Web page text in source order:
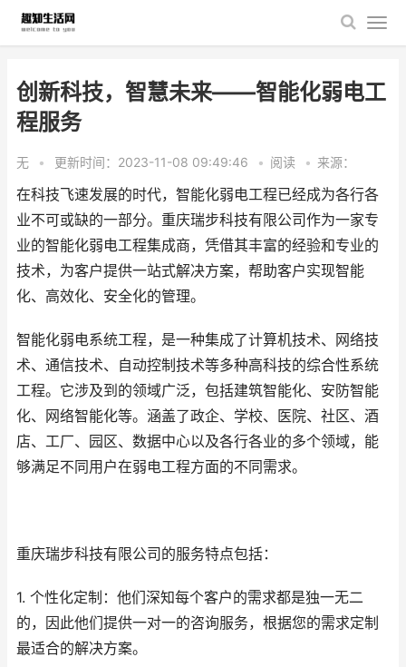
创新科技，智慧未来——智能化弱电工
程服务
无 • 更新时间：2023-11-08 09:49:46 • 阅读 • 来源：
在科技飞速发展的时代，智能化弱电工程已经成为各行各
业不可或缺的一部分。重庆瑞步科技有限公司作为一家专
业的智能化弱电工程集成商，凭借其丰富的经验和专业的
技术，为客户提供一站式解决方案，帮助客户实现智能
化、高效化、安全化的管理。
智能化弱电系统工程，是一种集成了计算机技术、网络技
术、通信技术、自动控制技术等多种高科技的综合性系统
工程。它涉及到的领域广泛，包括建筑智能化、安防智能
化、网络智能化等。涵盖了政企、学校、医院、社区、酒
店、工厂、园区、数据中心以及各行各业的多个领域，能
够满足不同用户在弱电工程方面的不同需求。
重庆瑞步科技有限公司的服务特点包括：
1. 个性化定制：他们深知每个客户的需求都是独一无二
的，因此他们提供一对一的咨询服务，根据您的需求定制
最适合的解决方案。